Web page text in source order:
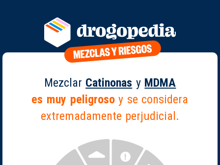
Mezclar Catinonas y MDMA
es muy peligrosoy se considera
extremadamente perjudicial.